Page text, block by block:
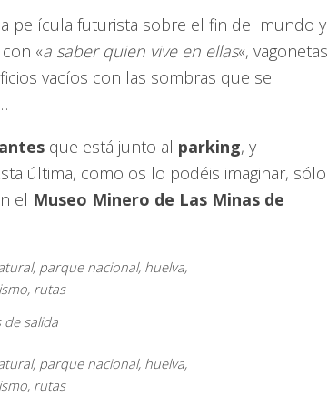
película futurista sobre el fin del mundo y
«a saber quien vive en ellas«, vagonetas
vacíos con las sombras que se
que está junto al parking, y
última, como os lo podéis imaginar, sólo
el Museo Minero de Las Minas de
de salida